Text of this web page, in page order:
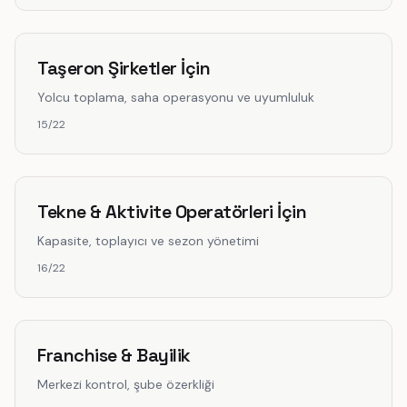
Taşeron Şirketler İçin
Yolcu toplama, saha operasyonu ve uyumluluk
15/22
Tekne & Aktivite Operatörleri İçin
Kapasite, toplayıcı ve sezon yönetimi
16/22
Franchise & Bayilik
Merkezi kontrol, şube özerkliği